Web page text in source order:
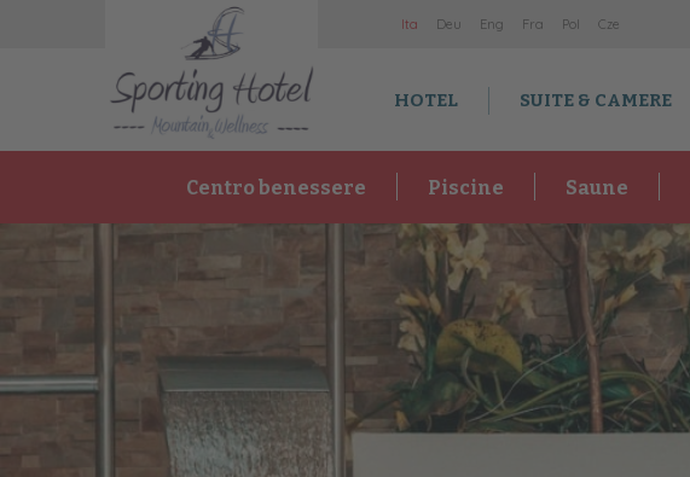
Ita Deu Eng Fra Pol Cze
HOTEL SUITE & CAMERE
Centro benessere Piscine Saune